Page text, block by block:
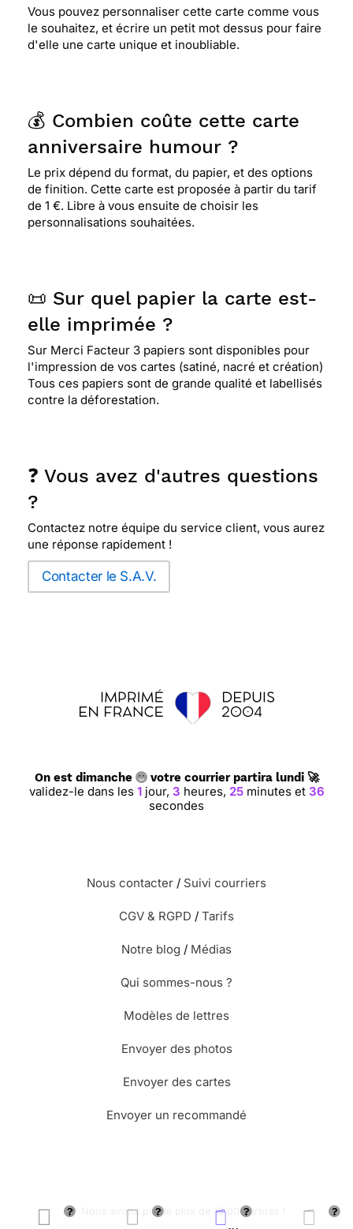
Vous pouvez personnaliser cette carte comme vous
le souhaitez, et écrire un petit mot dessus pour faire
d'elle une carte unique et inoubliable.
💰 Combien coûte cette carte
anniversaire humour ?
Le prix dépend du format, du papier, et des options
de finition. Cette carte est proposée à partir du tarif
de 1 €. Libre à vous ensuite de choisir les
personnalisations souhaitées.
📜 Sur quel papier la carte est-
elle imprimée ?
Sur Merci Facteur 3 papiers sont disponibles pour
l'impression de vos cartes (satiné, nacré et création)
Tous ces papiers sont de grande qualité et labellisés
contre la déforestation.
❓ Vous avez d'autres questions
?
Contactez notre équipe du service client, vous aurez
une réponse rapidement !
Contacter le S.A.V.
On est dimanche votre courrier partira lundi 🚀
validez-le dans les 1 jour, 3 heures, 25 minutes et 35
secondes
Nous contacter / Suivi courriers
CGV & RGPD / Tarifs
Notre blog / Médias
Qui sommes-nous ?
Modèles de lettres
Envoyer des photos
Envoyer des cartes
Envoyer un recommandé
🌳 Nous avons planté plus de 13.000 arbres !